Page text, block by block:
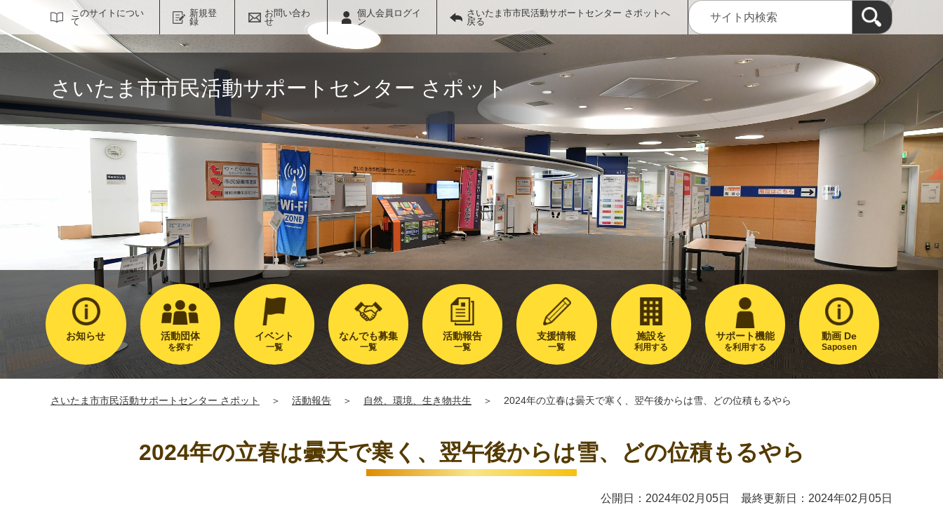
このサイトについ
て
新規登
録
お問い合わ
せ
個人会員ログイ
ン
さいたま市市民活動サポートセンター さポットへ
戻る
さいたま市市民活動サポートセンター さポット
お知らせ 活動団体
を探す
イベント
一覧
なんでも募集
一覧
活動報告
一覧
支援情報
一覧
施設を
利用する
サポート機能
を利用する
動画 De
Saposen
さいたま市市民活動サポートセンター さポット ＞ 活動報告 ＞ 自然、環境、生き物共生 ＞ 2024年の立春は曇天で寒く、翌午後からは雪、どの位積もるやら
2024年の立春は曇天で寒く、翌午後からは雪、どの位積もるやら
公開日：2024年02月05日 最終更新日：2024年02月05日